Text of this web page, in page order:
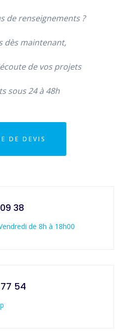
de renseignements ?
dès maintenant,
de vos projets
sous 24 à 48h
DE DEVIS
38
de 8h à 18h00
54